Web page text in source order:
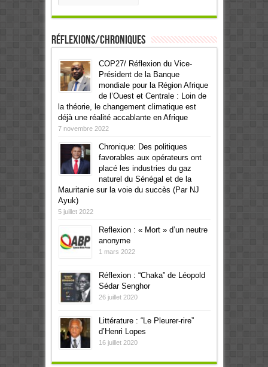
Réflexions/Chroniques
COP27/ Réflexion du Vice-
Président de la Banque
mondiale pour la Région Afrique
de l’Ouest et Centrale : Loin de
la théorie, le changement climatique est
déjà une réalité accablante en Afrique
7 novembre 2022
Chronique: Des politiques
favorables aux opérateurs ont
placé les industries du gaz
naturel du Sénégal et de la
Mauritanie sur la voie du succès (Par NJ
Ayuk)
5 juillet 2022
Reflexion : « Mort » d’un neutre
anonyme
1 mars 2022
Réflexion : “Chaka” de Léopold
Sédar Senghor
26 juillet 2020
Littérature : “Le Pleurer-rire”
d’Henri Lopes
16 juillet 2020